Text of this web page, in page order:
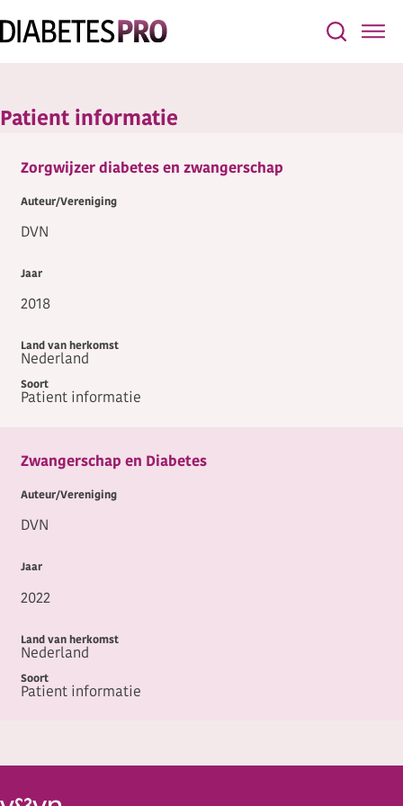
Patient informatie
Zorgwijzer diabetes en zwangerschap
DVN
2018
Nederland
Patient informatie
Zwangerschap en Diabetes
DVN
2022
Nederland
Patient informatie